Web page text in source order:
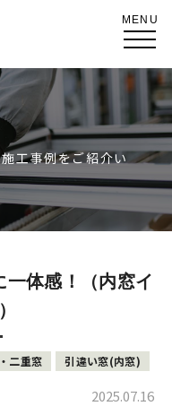
工事例をご紹介い
一体感！（内窓イ
二重窓 引違い窓(内窓)
2025.07.16